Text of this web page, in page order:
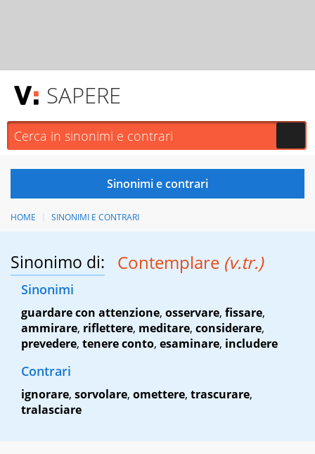
SAPERE
HOME SINONIMI E CONTRARI
Sinonimo di: Contemplare (v.tr.)
Sinonimi
guardare con attenzione, osservare, fissare,
ammirare, riflettere, meditare, considerare,
prevedere, tenere conto, esaminare, includere
Contrari
ignorare, sorvolare, omettere, trascurare,
tralasciare